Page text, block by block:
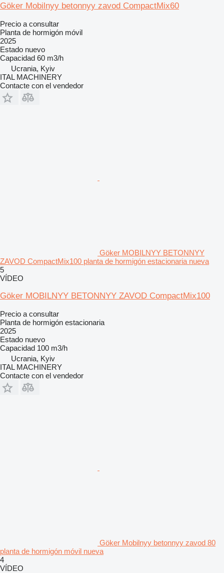
Göker Mobilnyy betonnyy zavod CompactMix60
Precio a consultar
Planta de hormigón móvil
2025
Estado nuevo
Capacidad 60 m3/h
Ucrania, Kyiv
ITAL MACHINERY
Contacte con el vendedor
Göker MOBILNYY BETONNYY
ZAVOD CompactMix100 planta de hormigón estacionaria nueva
5
VÍDEO
Göker MOBILNYY BETONNYY ZAVOD CompactMix100
Precio a consultar
Planta de hormigón estacionaria
2025
Estado nuevo
Capacidad 100 m3/h
Ucrania, Kyiv
ITAL MACHINERY
Contacte con el vendedor
Göker Mobilnyy betonnyy zavod 80
planta de hormigón móvil nueva
4
VÍDEO